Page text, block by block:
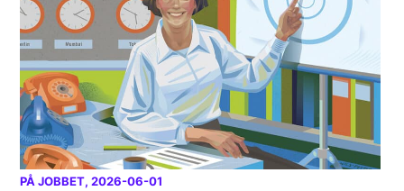
PÅ JOBBET, 2026-06-01